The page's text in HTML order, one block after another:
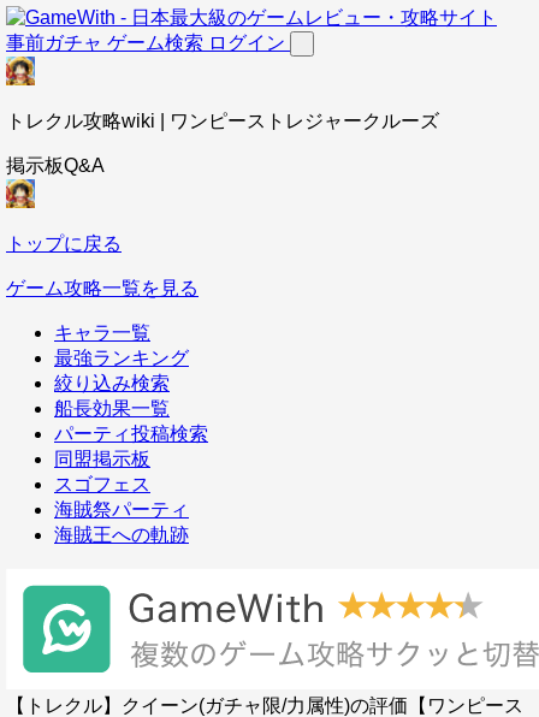
事前ガチャ ゲーム検索 ログイン
トレクル攻略wiki | ワンピーストレジャークルーズ
掲示板Q&A
トップに戻る
ゲーム攻略一覧を見る
キャラ一覧
最強ランキング
絞り込み検索
船長効果一覧
パーティ投稿検索
同盟掲示板
スゴフェス
海賊祭パーティ
海賊王への軌跡
【トレクル】クイーン(ガチャ限/力属性)の評価【ワンピース